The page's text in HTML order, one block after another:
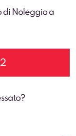
di Noleggio a